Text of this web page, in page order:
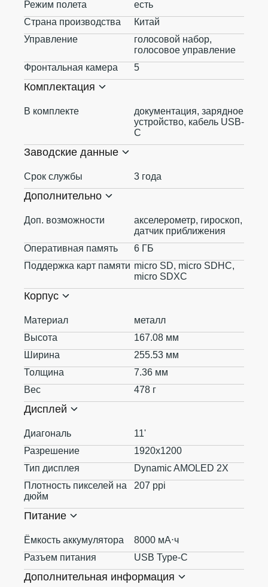
Режим полета
есть
Страна производства
Китай
Управление
голосовой набор,
голосовое управление
Фронтальная камера
5
Комплектация
В комплекте
документация, зарядное
устройство, кабель USB-
C
Заводские данные
Срок службы 3 года
Дополнительно
Доп. возможности
акселерометр, гироскоп,
датчик приближения
Оперативная память
6 ГБ
Поддержка карт памяти micro SD, micro SDHC,
micro SDXC
Корпус
Материал
металл
Высота
167.08 мм
Ширина
255.53 мм
Толщина
7.36 мм
Вес
478 г
Дисплей
Диагональ
11'
Разрешение
1920x1200
Тип дисплея
Dynamic AMOLED 2X
Плотность пикселей на
дюйм
207 ppi
Питание
Ёмкость аккумулятора
8000 мА⋅ч
Разъем питания
USB Type-C
Дополнительная информация